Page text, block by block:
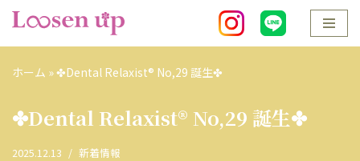
コ
ン
ツ
ホーム »✤Dental Relaxist®︎ No,29 誕生✤
✤Dental Relaxist®︎ No,29 誕生✤
2025.12.13 新着情報